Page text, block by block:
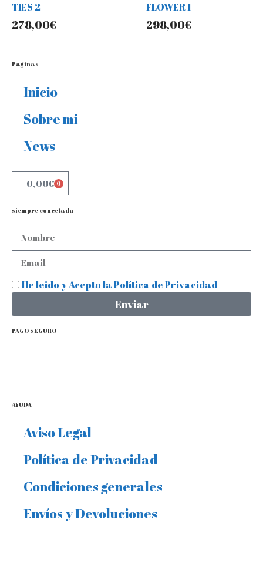
TIES 2
278,00€
FLOWER 1
298,00€
Paginas
Inicio
Sobre mi
News
0,00€ 0
siempre conectada
He leido y Acepto la Política de Privacidad
Enviar
PAGO SEGURO
AYUDA
Aviso Legal
Política de Privacidad
Condiciones generales
Envíos y Devoluciones